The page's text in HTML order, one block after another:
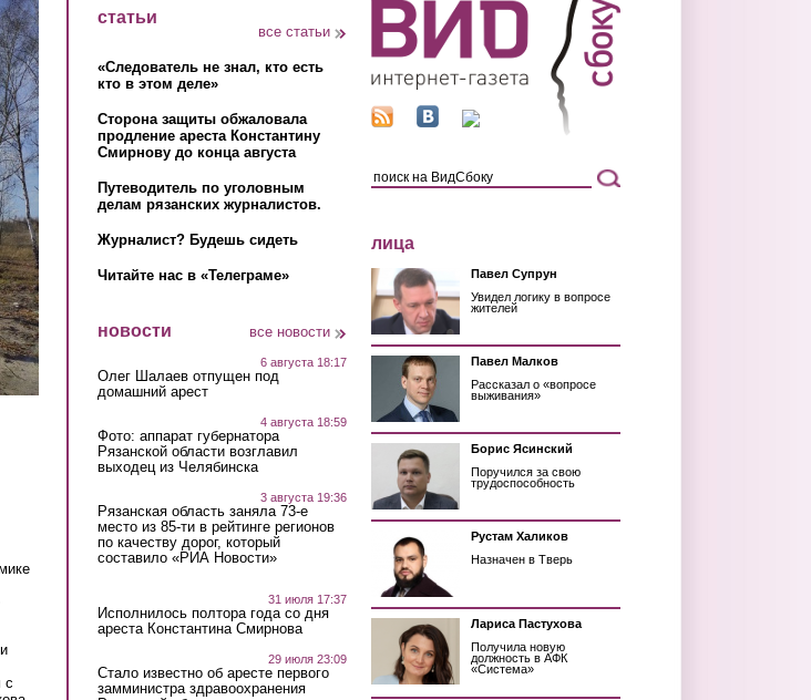
с
статьи
все статьи
«Следователь не знал, кто есть
кто в этом деле»
Сторона защиты обжаловала
продление ареста Константину
Смирнову до конца августа
Путеводитель по уголовным
делам рязанских журналистов.
Журналист? Будешь сидеть
Читайте нас в «Телеграме»
новости все новости
6 августа 18:17
Олег Шалаев отпущен под
домашний арест
4 августа 18:59
Фото: аппарат губернатора
Рязанской области возглавил
выходец из Челябинска
3 августа 19:36
Рязанская область заняла 73-е
место из 85-ти в рейтинге регионов
по качеству дорог, который
составило «РИА Новости»
31 июля 17:37
Исполнилось полтора года со дня
ареста Константина Смирнова
29 июля 23:09
Стало известно об аресте первого
замминистра здравоохранения
лица
Павел Супрун
Увидел логику в вопросе
жителей
Павел Малков
Рассказал о «вопросе
выживания»
Борис Ясинский
Поручился за свою
трудоспособность
Рустам Халиков
Назначен в Тверь
Лариса Пастухова
Получила новую
должность в АФК
«Система»